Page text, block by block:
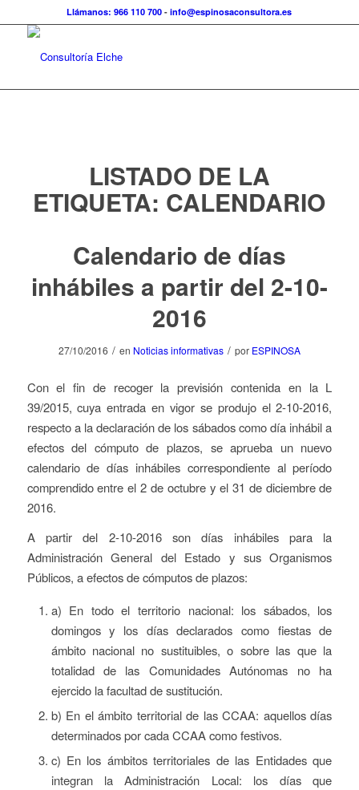
Llámanos: 966 110 700 -info@espinosaconsultora.es
LISTADO DE LA
ETIQUETA: CALENDARIO
Calendario de días
inhábiles a partir del 2-10-
2016
27/10/2016 / en Noticias informativas / por ESPINOSA
Con el fin de recoger la previsión contenida en la L
39/2015, cuya entrada en vigor se produjo el 2-10-2016,
respecto a la declaración de los sábados como día inhábil a
efectos del cómputo de plazos, se aprueba un nuevo
calendario de días inhábiles correspondiente al período
comprendido entre el 2 de octubre y el 31 de diciembre de
2016.
A partir del 2-10-2016 son días inhábiles para la
Administración General del Estado y sus Organismos
Públicos, a efectos de cómputos de plazos:
a) En todo el territorio nacional: los sábados, los
domingos y los días declarados como fiestas de
ámbito nacional no sustituibles, o sobre las que la
totalidad de las Comunidades Autónomas no ha
ejercido la facultad de sustitución.
b) En el ámbito territorial de las CCAA: aquellos días
determinados por cada CCAA como festivos.
c) En los ámbitos territoriales de las Entidades que
integran la Administración Local: los días que